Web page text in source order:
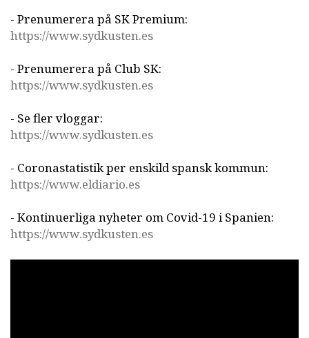
- Prenumerera på SK Premium:
https://www.sydkusten.es
- Prenumerera på Club SK:
https://www.sydkusten.es
- Se fler vloggar:
https://www.sydkusten.es
- Coronastatistik per enskild spansk kommun:
https://www.eldiario.es
- Kontinuerliga nyheter om Covid-19 i Spanien:
https://www.sydkusten.es